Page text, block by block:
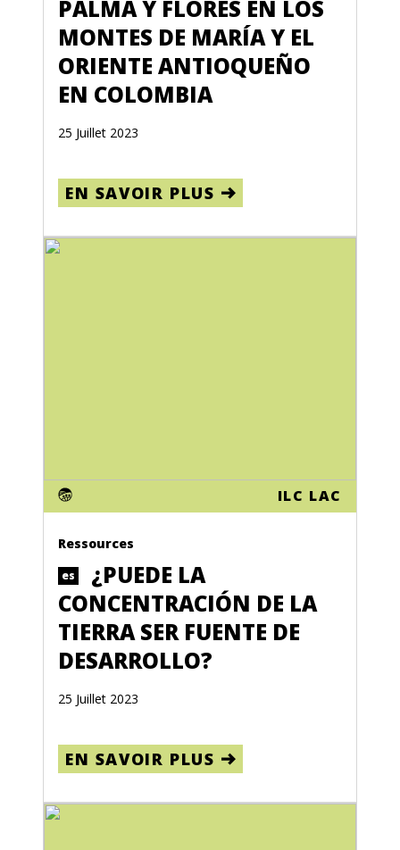
PALMA Y FLORES EN LOS
MONTES DE MARÍA Y EL
ORIENTE ANTIOQUEÑO
EN COLOMBIA
25 Juillet 2023
EN SAVOIR PLUS
ILC LAC
Ressources
es
¿PUEDE LA
CONCENTRACIÓN DE LA
TIERRA SER FUENTE DE
DESARROLLO?
25 Juillet 2023
EN SAVOIR PLUS